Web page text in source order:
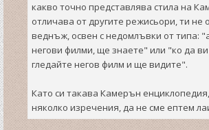
какво точно представлява стила на
отличава от другите режисьори, ти не
веднъж, освен с недомлъвки от типа:
негови филми, ще знаете" или "ко да
гледайте негов филм и ще видите".
Като си такава Камерън
няколко изречения, да не сме ептем